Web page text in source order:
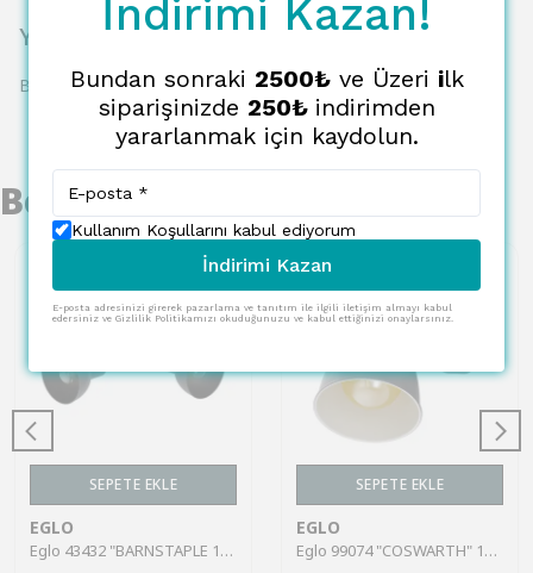
Yorumlar
Bu ürün için henüz yorum yapılmamış.
Benzer Ürünler
SEPETE EKLE
EGLO
Eglo 43432 "BARNSTAPLE 1" 2X40W Ahşap, Çelik Siyah Sıva Üstü Spot
SEPETE EKLE
EGLO
Eglo 99074 "COSWARTH" 1X25W Çelik, Ahşap Antrasit, Krem-Beyaz, Kahverengi Sıva Üstü Spot
İndirimi Kazan!
Bundan sonraki 2500₺ve Üzeri ilk
siparişinizde 250₺ indirimden
yararlanmak için kaydolun.
Kullanım Koşullarını kabul ediyorum
İndirimi Kazan
E-posta adresinizi girerek pazarlama ve tanıtım ile ilgili iletişim almayı kabul
edersiniz ve Gizlilik Politikamızı okuduğunuzu ve kabul ettiğinizi onaylarsınız.